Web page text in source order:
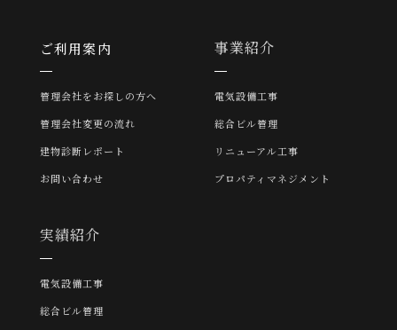
ご利用案内
管理会社をお探しの方へ
管理会社変更の流れ
建物診断レポート
お問い合わせ
事業紹介
電気設備工事
総合ビル管理
リニューアル工事
プロパティマネジメント
実績紹介
電気設備工事
総合ビル管理